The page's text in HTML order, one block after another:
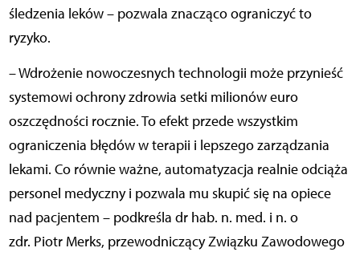
śledzenia leków – pozwala znacząco ograniczyć to
ryzyko.
– Wdrożenie nowoczesnych technologii może przynieść
systemowi ochrony zdrowia setki milionów euro
oszczędności rocznie. To efekt przede wszystkim
ograniczenia błędów w terapii i lepszego zarządzania
lekami. Co równie ważne, automatyzacja realnie odciąża
personel medyczny i pozwala mu skupić się na opiece
nad pacjentem – podkreśla dr hab. n. med. i n. o
zdr. Piotr Merks, przewodniczący Związku Zawodowego